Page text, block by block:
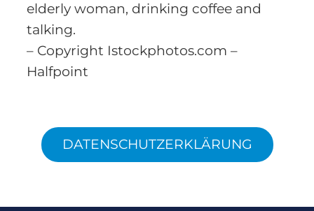
elderly woman, drinking coffee and
talking.
– Copyright Istockphotos.com –
Halfpoint
DATENSCHUTZERKLÄRUNG